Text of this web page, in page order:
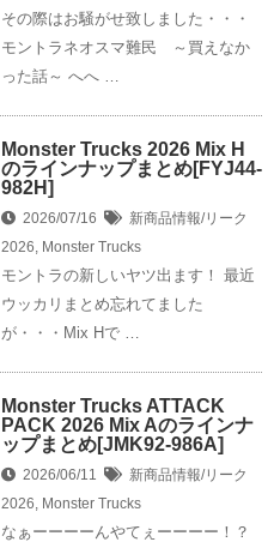
その際はお騒がせ致しました・・・
モントラネオスマ難民 ～買えなか
った話～ へへ …
Monster Trucks 2026 Mix H
のラインナップまとめ[FYJ44-
982H]
2026/07/16
新商品情報/リーク
2026, Monster Trucks
モントラの新しいヤツ出ます！ 最近
ウッカリまとめ忘れてました
が・・・Mix Hで …
Monster Trucks ATTACK
PACK 2026 Mix Aのラインナ
ップまとめ[JMK92-986A]
2026/06/11
新商品情報/リーク
2026, Monster Trucks
なぁーーーーんやてぇーーーー！？